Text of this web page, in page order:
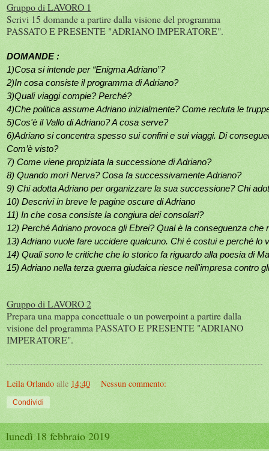
Gruppo di LAVORO 1
Scrivi 15 domande a partire dalla visione del programma
PASSATO E PRESENTE "ADRIANO IMPERATORE".
DOMANDE :
1)Cosa si intende per “Enigma Adriano”?
2)In cosa consiste il programma di Adriano?
3)Quali viaggi compie? Perché?
4)Che politica assume Adriano inizialmente? Come recluta le
5)Cos'è il Vallo di Adriano? A cosa serve?
6)Adriano si concentra spesso sui confini e sui viaggi. Di
Com’è visto?
7) Come viene propiziata la successione di Adriano?
8) Quando morí Nerva? Cosa fa successivamente Adriano?
9) Chi adotta Adriano per organizzare la sua successione? Chi
10) Descrivi in breve le pagine oscure di Adriano
11) In che cosa consiste la congiura dei consolari?
12) Perché Adriano provoca gli Ebrei? Qual è la conseguenza che
13) Adriano vuole fare uccidere qualcuno. Chi è costui e perché lo
14) Quali sono le critiche che lo storico fa riguardo alla poesia di
15) Adriano nella terza guerra giudaica riesce nell'impresa contro
Gruppo di LAVORO 2
Prepara una mappa concettuale o un powerpoint a partire dalla
visione del programma PASSATO E PRESENTE "ADRIANO
IMPERATORE".
Leila Orlando alle 14:40 Nessun commento:
Condividi
lunedì 18 febbraio 2019